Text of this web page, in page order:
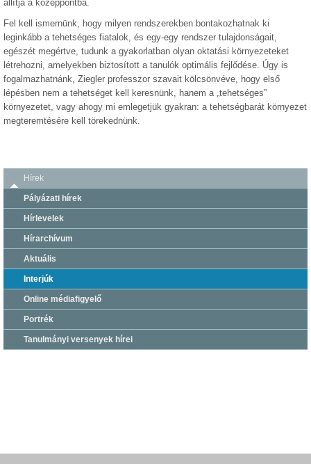
állítja a középpontba.
Fel kell ismernünk, hogy milyen rendszerekben bontakozhatnak ki
leginkább a tehetséges fiatalok, és egy-egy rendszer tulajdonságait,
egészét megértve, tudunk a gyakorlatban olyan oktatási környezeteket
létrehozni, amelyekben biztosított a tanulók optimális fejlődése. Úgy is
fogalmazhatnánk, Ziegler professzor szavait kölcsönvéve, hogy első
lépésben nem a tehetséget kell keresnünk, hanem a „tehetséges”
környezetet, vagy ahogy mi emlegetjük gyakran: a tehetségbarát környezet
megteremtésére kell törekednünk.
Hírek
Pályázati hírek
Hírlevelek
Hírarchívum
Aktuális
Interjúk
Online médiafigyelő
Portrék
Tanulmányi versenyek hírei